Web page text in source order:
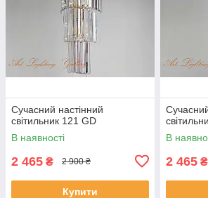
Сучасний настінний
світильник 121 GD
В наявності
2 465 ₴ 2 900 ₴
Купити
В
2 465 ₴